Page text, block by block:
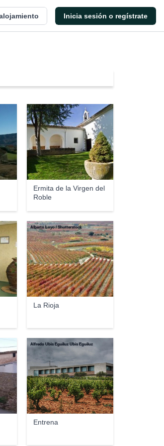
Inicia sesión o regístrate
Ermita de la Virgen del
Roble
Juanma232
La Rioja
Alberto Loyo / Shutterstock
Entrena
Alfredo Ubis Eguiluz Ubis Eguiluz